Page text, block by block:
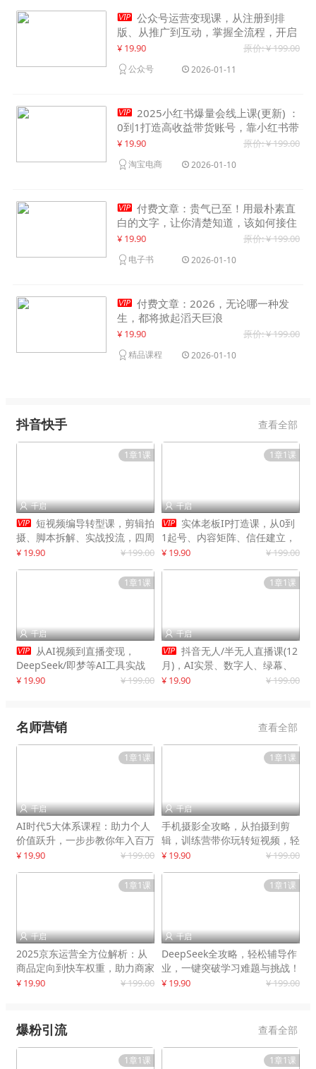
 公众号运营变现课，从注册到排
版、从推广到互动，掌握全流程，开启
个人品牌月入30000+
¥ 19.90 原价: ¥ 199.00
公众号 2026-01-11
 2025小红书爆量会线上课(更新) ：
0到1打造高收益带货账号，靠小红书带
货年入100w？机会来了！
¥ 19.90 原价: ¥ 199.00
淘宝电商 2026-01-10
 付费文章：贵气已至！用最朴素直
白的文字，让你清楚知道，该如何接住
这一次时代的泼天富贵
¥ 19.90 原价: ¥ 199.00
电子书 2026-01-10
 付费文章：2026，无论哪一种发
生，都将掀起滔天巨浪
¥ 19.90 原价: ¥ 199.00
精品课程 2026-01-10
抖音快手 查看全部
1章1课
 千启
 短视频编导转型课，剪辑拍
摄、脚本拆解、实战投流，四周
系统教学，快速入行月入2w+
¥ 19.90 ¥ 199.00
1章1课
 千启
 实体老板IP打造课，从0到
1起号、内容矩阵、信任建立，
打造门店IP，稳定获客增收
¥ 19.90 ¥ 199.00
1章1课
 千启
 从AI视频到直播变现，
DeepSeek/即梦等AI工具实战
教学，生产爆款视频，打造高流
¥ 19.90 ¥ 199.00
1章1课
 千启
 抖音无人/半无人直播课(12
月)，AI实景、数字人、绿幕、
多种玩法、24小时自动盈利
¥ 19.90 ¥ 199.00
名师营销 查看全部
1章1课
 千启
AI时代5大体系课程：助力个人
价值跃升，一步步教你年入百万
¥ 19.90 ¥ 199.00
1章1课
 千启
手机摄影全攻略，从拍摄到剪
辑，训练营带你玩转短视频，轻
松拍大片
¥ 19.90 ¥ 199.00
1章1课
 千启
2025京东运营全方位解析：从
商品定向到快车权重，助力商家
打造爆款商品
¥ 19.90 ¥ 199.00
1章1课
 千启
DeepSeek全攻略，轻松辅导作
业，一键突破学习难题与挑战！
¥ 19.90 ¥ 199.00
爆粉引流 查看全部
1章1课 1章1课